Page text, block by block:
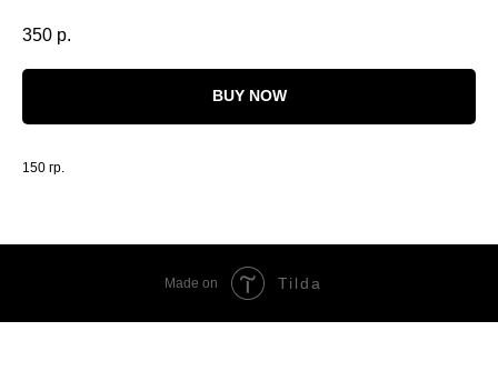
350 р.
BUY NOW
150 гр.
Made on Tilda